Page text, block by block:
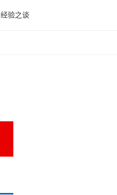
经验之谈